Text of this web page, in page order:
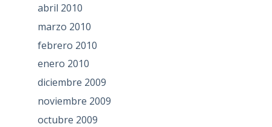
abril 2010
marzo 2010
febrero 2010
enero 2010
diciembre 2009
noviembre 2009
octubre 2009